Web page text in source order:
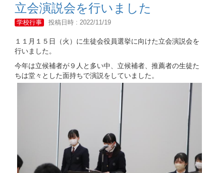
立会演説会を行いました
学校行事 投稿日時 : 2022/11/19
１１月１５日（火）に生徒会役員選挙に向けた立会演説会を
行いました。
今年は立候補者が９人と多い中、立候補者、推薦者の生徒た
ちは堂々とした面持ちで演説をしていました。